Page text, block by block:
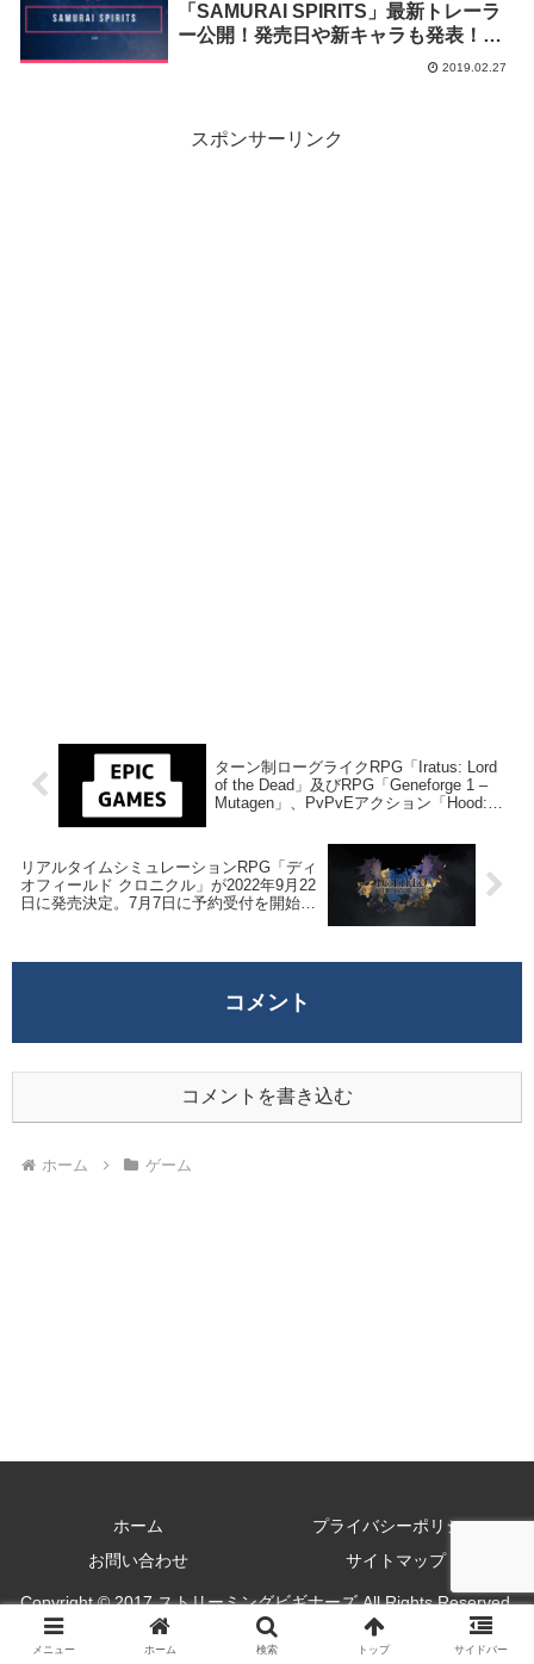
「SAMURAI SPIRITS」最新トレーラ
ー公開！発売日や新キャラも発表！
2019.02.27
スポンサーリンク
ターン制ローグライクRPG「Iratus: Lord
of the Dead」及びRPG「Geneforge 1 –
Mutagen」、PvPvEアクション「Hood:
リアルタイムシミュレーションRPG「ディ
オフィールド クロニクル」が2022年9月22
日に発売決定。7月7日に予約受付を開始予
コメント
コメントを書き込む
ホーム ゲーム
ホーム
プライバシーポリシー
お問い合わせ
サイトマップ
Copyright © 2017 ストリーミングビギナーズ All Rights Reserved.
メニュー ホーム 検索 トップ サイドバー